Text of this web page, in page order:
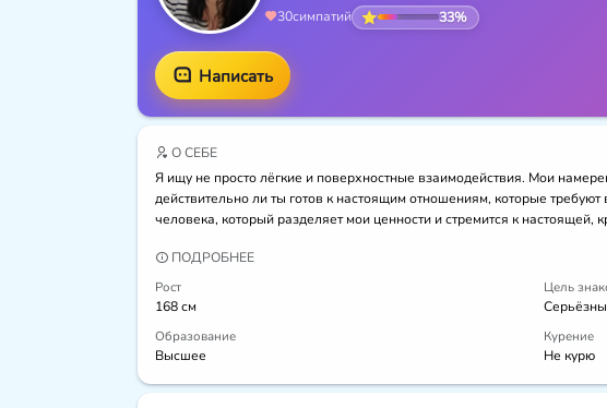
30симпатий 33%
Написать
О СЕБЕ
Я ищу не просто лёгкие и поверхностные взаимодействия. Мои
действительно ли ты готов к настоящим отношениям, которые
человека, который разделяет мои ценности и стремится к настоящей,
ПОДРОБНЕЕ
Рост
168 см
Цель
Образование
Высшее
Курение
Не курю